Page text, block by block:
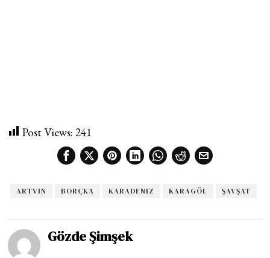
Post Views: 241
ARTVIN BORÇKA KARADENIZ KARAGÖL ŞAVŞAT
Gözde Şimşek